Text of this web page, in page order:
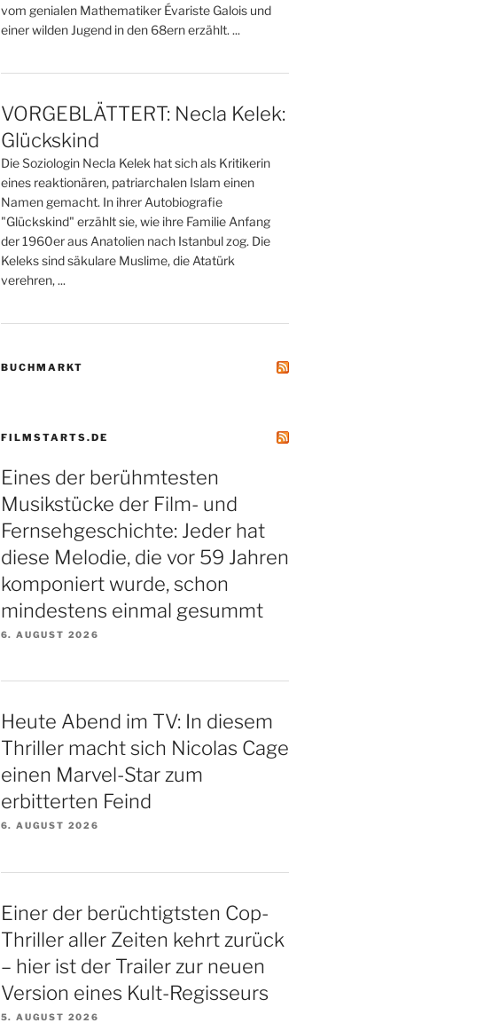
vom genialen Mathematiker Évariste Galois und
einer wilden Jugend in den 68ern erzählt. ...
VORGEBLÄTTERT: Necla Kelek:
Glückskind
Die Soziologin Necla Kelek hat sich als Kritikerin
eines reaktionären, patriarchalen Islam einen
Namen gemacht. In ihrer Autobiografie
"Glückskind" erzählt sie, wie ihre Familie Anfang
der 1960er aus Anatolien nach Istanbul zog. Die
Keleks sind säkulare Muslime, die Atatürk
verehren, ...
BUCHMARKT
FILMSTARTS.DE
Eines der berühmtesten
Musikstücke der Film- und
Fernsehgeschichte: Jeder hat
diese Melodie, die vor 59 Jahren
komponiert wurde, schon
mindestens einmal gesummt
6. AUGUST 2026
Heute Abend im TV: In diesem
Thriller macht sich Nicolas Cage
einen Marvel-Star zum
erbitterten Feind
6. AUGUST 2026
Einer der berüchtigtsten Cop-
Thriller aller Zeiten kehrt zurück
– hier ist der Trailer zur neuen
Version eines Kult-Regisseurs
5. AUGUST 2026